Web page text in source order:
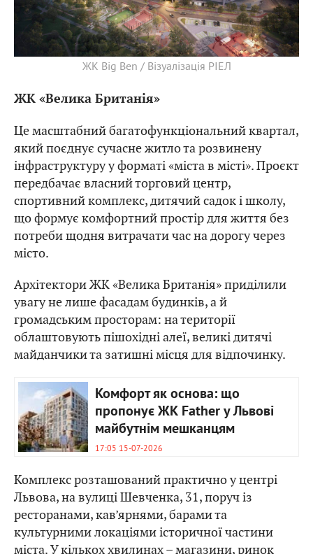
ЖК Big Ben / Візуалізація РІЕЛ
ЖК «Велика Британія»
Це масштабний багатофункціональний квартал,
який поєднує сучасне житло та розвинену
інфраструктуру у форматі «міста в місті». Проєкт
передбачає власний торговий центр,
спортивний комплекс, дитячий садок і школу,
що формує комфортний простір для життя без
потреби щодня витрачати час на дорогу через
місто.
Архітектори ЖК «Велика Британія» приділили
увагу не лише фасадам будинків, а й
громадським просторам: на території
облаштовують пішохідні алеї, великі дитячі
майданчики та затишні місця для відпочинку.
Комфорт як основа: що
пропонує ЖК Father у Львові
майбутнім мешканцям
17:05 15-07-2026
Комплекс розташований практично у центрі
Львова, на вулиці Шевченка, 31, поруч із
ресторанами, кав’ярнями, барами та
культурними локаціями історичної частини
міста. У кількох хвилинах – магазини, ринок